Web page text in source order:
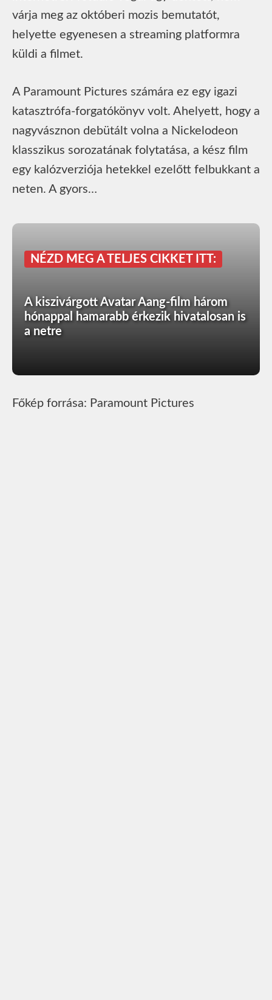
várja meg az októberi mozis bemutatót,
helyette egyenesen a streaming platformra
küldi a filmet.
A Paramount Pictures számára ez egy igazi
katasztrófa-forgatókönyv volt. Ahelyett, hogy a
nagyvásznon debütált volna a Nickelodeon
klasszikus sorozatának folytatása, a kész film
egy kalózverziója hetekkel ezelőtt felbukkant a
neten. A gyors…
NÉZD MEG A TELJES CIKKET ITT:
A kiszivárgott Avatar Aang-film három
hónappal hamarabb érkezik hivatalosan is
a netre
Főkép forrása: Paramount Pictures